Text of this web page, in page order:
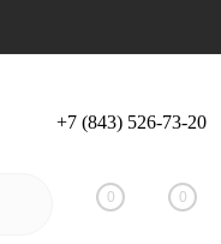
Вход Регистрация
+7 (843) 526-73-20
0 0